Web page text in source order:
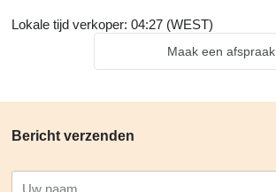
Lokale tijd verkoper: 04:27 (WEST)
Maak een afspraak
Bericht verzenden